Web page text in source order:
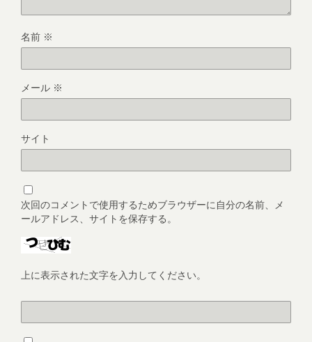
名前 ※
メール ※
サイト
次回のコメントで使用するためブラウザーに自分の名前、メ
ールアドレス、サイトを保存する。
上に表示された文字を入力してください。